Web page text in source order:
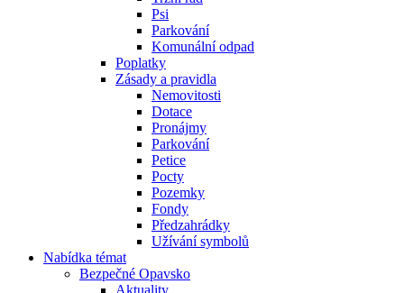
Psi
Parkování
Komunální odpad
Poplatky
Zásady a pravidla
Nemovitosti
Dotace
Pronájmy
Parkování
Petice
Pocty
Pozemky
Fondy
Předzahrádky
Užívání symbolů
Nabídka témat
Bezpečné Opavsko